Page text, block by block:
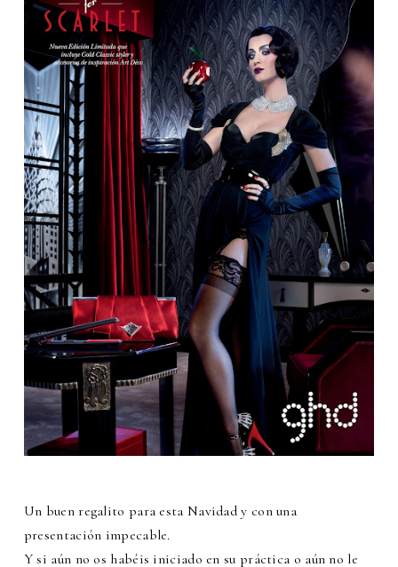
Un buen regalito para esta Navidad y con una
presentación impecable.
Y si aún no os habéis iniciado en su práctica o aún no le